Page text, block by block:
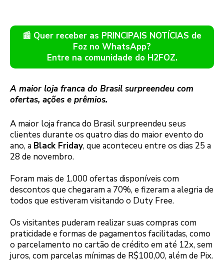
📰 Quer receber as PRINCIPAIS NOTÍCIAS de
Foz no WhatsApp?
Entre na comunidade do H2FOZ.
A maior loja franca do Brasil surpreendeu com
ofertas, ações e prêmios.
A maior loja franca do Brasil surpreendeu seus
clientes durante os quatro dias do maior evento do
ano, a Black Friday, que aconteceu entre os dias 25 a
28 de novembro.
Foram mais de 1.000 ofertas disponíveis com
descontos que chegaram a 70%, e fizeram a alegria de
todos que estiveram visitando o Duty Free.
Os visitantes puderam realizar suas compras com
praticidade e formas de pagamentos facilitadas, como
o parcelamento no cartão de crédito em até 12x, sem
juros, com parcelas mínimas de R$100,00, além de Pix.